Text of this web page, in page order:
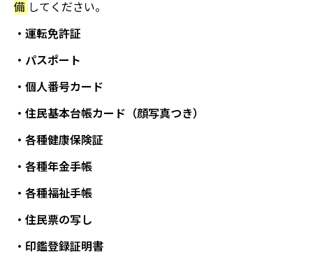
備 してください。
・運転免許証
・パスポート
・個人番号カード
・住民基本台帳カード（顔写真つき）
・各種健康保険証
・各種年金手帳
・各種福祉手帳
・住民票の写し
・印鑑登録証明書